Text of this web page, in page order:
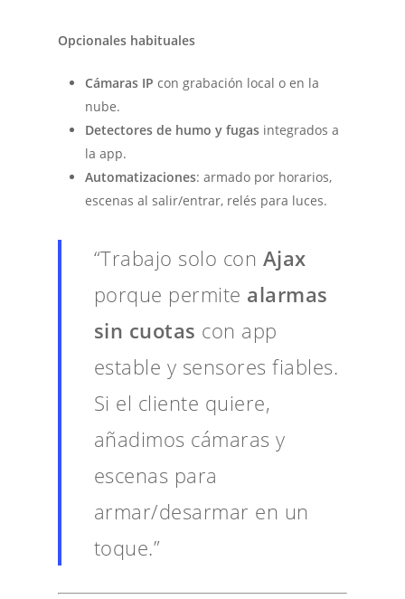
Opcionales habituales
Cámaras IP con grabación local o en la
nube.
Detectores de humo y fugas integrados a
la app.
Automatizaciones: armado por horarios,
escenas al salir/entrar, relés para luces.
“Trabajo solo con Ajax
porque permite alarmas
sin cuotas con app
estable y sensores fiables.
Si el cliente quiere,
añadimos cámaras y
escenas para
armar/desarmar en un
toque.”